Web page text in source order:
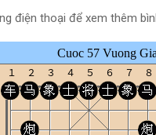
điện thoại để xem thêm